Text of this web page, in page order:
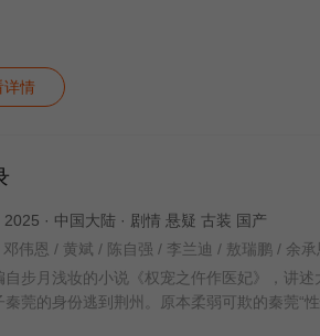
详情
2025 · 中国大陆 · 剧情 悬疑 古装 国产
自步月浅妆的小说《权宠之仵作医妃》，讲
秦莞的身份逃到荆州。原本柔弱可欺的秦莞“